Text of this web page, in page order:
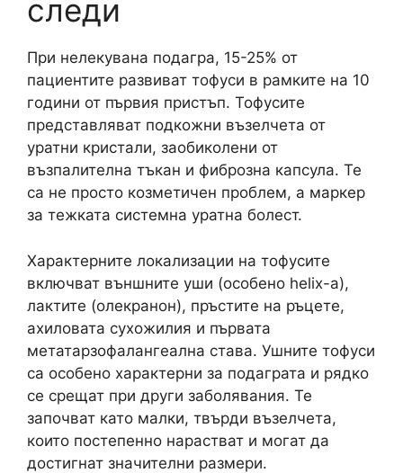
следи
При нелекувана подагра, 15-25% от
пациентите развиват тофуси в рамките на 10
години от първия пристъп. Тофусите
представляват подкожни възелчета от
уратни кристали, заобиколени от
възпалителна тъкан и фиброзна капсула. Те
са не просто козметичен проблем, а маркер
за тежката системна уратна болест.
Характерните локализации на тофусите
включват външните уши (особено helix-а),
лактите (олекранон), пръстите на ръцете,
ахиловата сухожилия и първата
метатарзофалангеална става. Ушните тофуси
са особено характерни за подаграта и рядко
се срещат при други заболявания. Те
започват като малки, твърди възелчета,
които постепенно нарастват и могат да
достигнат значителни размери.